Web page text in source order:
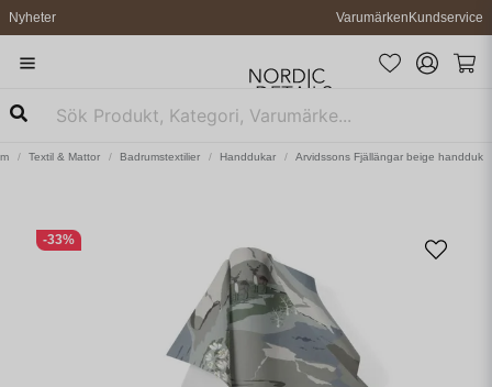
Nyheter VarumärkenKundservice
Textil & Mattor Badrumstextilier Handdukar Arvidssons Fjällängar beige handduk
-33%